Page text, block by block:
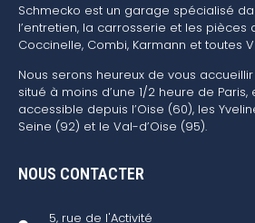
Schmecko est un garage spécialisé
l’entretien, la carrosserie et les pièces
Coccinelle, Combi, Karmann et toutes
Nous serons heureux de vous
situé à moins d’une 1/2 heure de
accessible depuis l’Oise (60), les
Seine (92) et le Val-d’Oise (95).
NOUS CONTACTER
5, rue de l'Activité